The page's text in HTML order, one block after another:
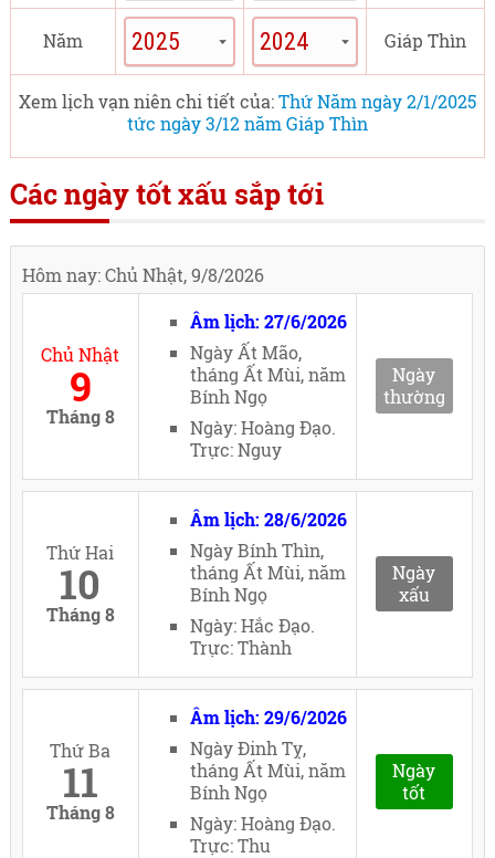
Năm Giáp Thìn
Xem lịch vạn niên chi tiết của:Thứ Năm ngày 2/1/2025
tức ngày 3/12 năm Giáp Thìn
Các ngày tốt xấu sắp tới
Hôm nay: Chủ Nhật, 9/8/2026
Chủ Nhật
9
Tháng 8
Âm lịch: 27/6/2026
Ngày Ất Mão,
tháng Ất Mùi, năm
Bính Ngọ
Ngày: Hoàng Đạo.
Trực: Nguy
Ngày
thường
Thứ Hai
10
Tháng 8
Âm lịch: 28/6/2026
Ngày Bính Thìn,
tháng Ất Mùi, năm
Bính Ngọ
Ngày: Hắc Đạo.
Trực: Thành
Ngày
xấu
Thứ Ba
11
Tháng 8
Âm lịch: 29/6/2026
Ngày Đinh Tỵ,
tháng Ất Mùi, năm
Bính Ngọ
Ngày: Hoàng Đạo.
Trực: Thu
Ngày
tốt